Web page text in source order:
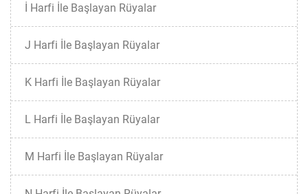
İ Harfi İle Başlayan Rüyalar
J Harfi İle Başlayan Rüyalar
K Harfi İle Başlayan Rüyalar
L Harfi İle Başlayan Rüyalar
M Harfi İle Başlayan Rüyalar